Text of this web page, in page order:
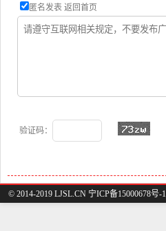
匿名发表 返回首页
验证码：
© 2014-2019 LJSL.CN 宁ICP备15000678号-1 |